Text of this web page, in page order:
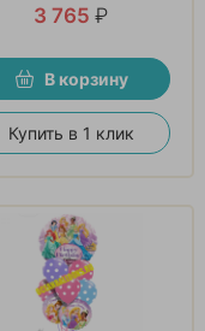
3 765 ₽
В корзину
Купить в 1 клик